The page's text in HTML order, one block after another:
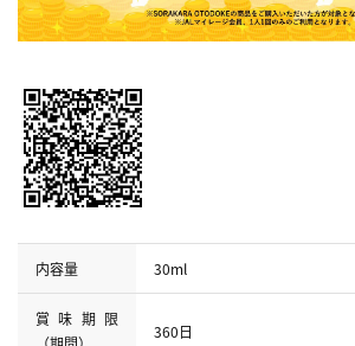
内容量 30ml
賞味期限
360日